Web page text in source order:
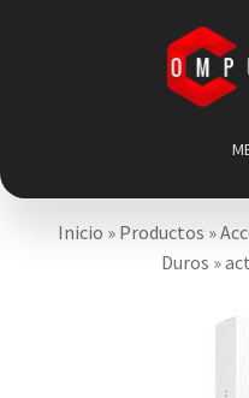
Saltar
navegación
contenido
Inicio » Productos »
Duros »